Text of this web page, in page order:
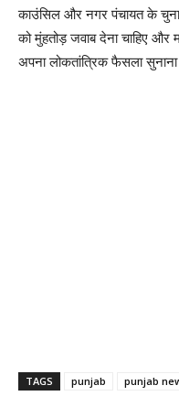
काउंसिल और नगर पंचायत के
को मुंहतोड़ जवाब देना चाहिए और
अपना लोकतांत्रिक फैसला सुनाना
TAGS punjab punjab